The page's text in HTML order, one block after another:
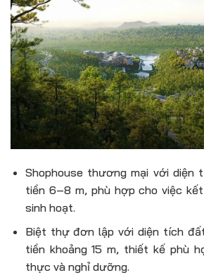
Shophouse thương mại với diện
tiền 6–8 m, phù hợp cho việc
sinh hoạt.
Biệt thự đơn lập với diện tích
tiền khoảng 15 m, thiết kế phù
thực và nghỉ dưỡng.